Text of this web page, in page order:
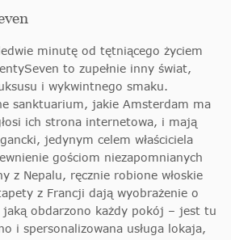
minutę od tętniącego życiem
to zupełnie inny świat,
i wykwintnego smaku.
sanktuarium, jakie Amsterdam ma
ich strona internetowa, i mają
jedynym celem właściciela
gościom niezapomnianych
z Nepalu, ręcznie robione włoskie
z Francji dają wyobrażenie o
jaką obdarzono każdy pokój – jest tu
i spersonalizowana usługa lokaja,